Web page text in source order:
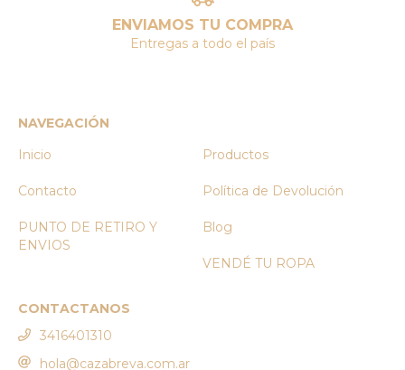
ENVIAMOS TU COMPRA
Entregas a todo el país
NAVEGACIÓN
Inicio
Productos
Contacto Política de Devolución
PUNTO DE RETIRO Y
ENVIOS
Blog
VENDÉ TU ROPA
CONTACTANOS
3416401310
hola@cazabreva.com.ar